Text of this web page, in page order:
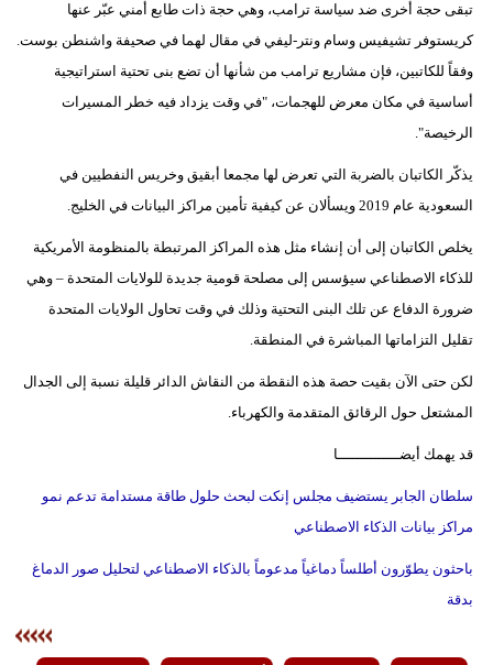
تبقى حجة أخرى ضد سياسة ترامب، وهي حجة ذات طابع أمني عبّر عنها
كريستوفر تشيفيس وسام ونتر-ليفي في مقال لهما في صحيفة واشنطن بوست.
وفقاً للكاتبين، فإن مشاريع ترامب من شأنها أن تضع بنى تحتية استراتيجية
أساسية في مكان معرض للهجمات، "في وقت يزداد فيه خطر المسيرات
الرخيصة".
يذكّر الكاتبان بالضربة التي تعرض لها مجمعا أبقيق وخريس النفطيين في
السعودية عام 2019 ويسألان عن كيفية تأمين مراكز البيانات في الخليج.
يخلص الكاتبان إلى أن إنشاء مثل هذه المراكز المرتبطة بالمنظومة الأمريكية
للذكاء الاصطناعي سيؤسس إلى مصلحة قومية جديدة للولايات المتحدة – وهي
ضرورة الدفاع عن تلك البنى التحتية وذلك في وقت تحاول الولايات المتحدة
تقليل التزاماتها المباشرة في المنطقة.
لكن حتى الآن بقيت حصة هذه النقطة من النقاش الدائر قليلة نسبة إلى الجدال
المشتعل حول الرقائق المتقدمة والكهرباء.
قد يهمك أيضــــــــــــــا
سلطان الجابر يستضيف مجلس إنكت لبحث حلول طاقة مستدامة تدعم نمو
مراكز بيانات الذكاء الاصطناعي
باحثون يطوّرون أطلساً دماغياً مدعوماً بالذكاء الاصطناعي لتحليل صور الدماغ
بدقة